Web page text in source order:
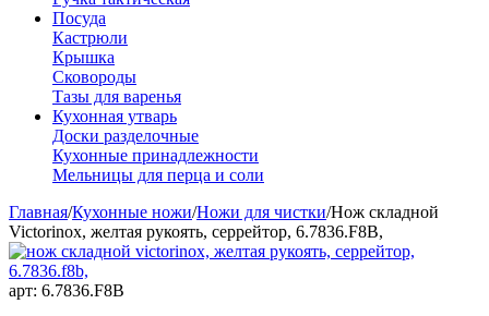
Посуда
Кастрюли
Крышка
Сковороды
Тазы для варенья
Кухонная утварь
Доски разделочные
Кухонные принадлежности
Мельницы для перца и соли
Главная/Кухонные ножи/Ножи для чистки/Нож складной
Victorinox, желтая рукоять, серрейтор, 6.7836.F8B,
арт: 6.7836.F8B